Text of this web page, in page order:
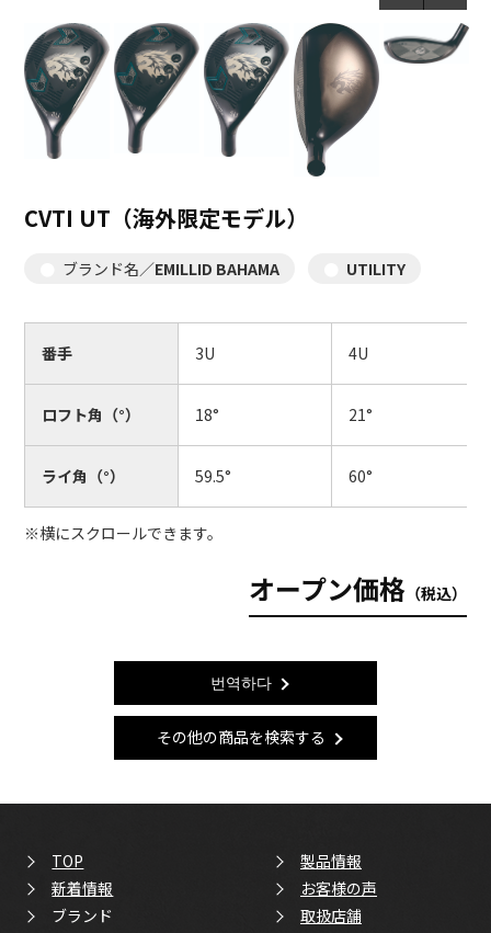
CVTI UT（海外限定モデル）
ブランド名／EMILLID BAHAMA UTILITY
番手 3U 4U
ロフト角（°） 18° 21°
ライ角（°） 59.5° 60°
※横にスクロールできます。
オープン価格 （税込）
번역하다
その他の商品を検索する
TOP
新着情報
ブランド
製品情報
お客様の声
取扱店舗